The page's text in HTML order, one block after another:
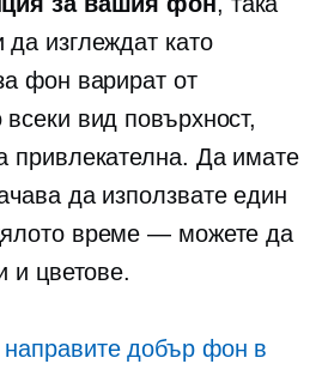
изглеждат като
фон варират от
вид повърхност,
привлекателна. Да имате
да използвате един
време — можете да
и цветове.
направите добър фон в